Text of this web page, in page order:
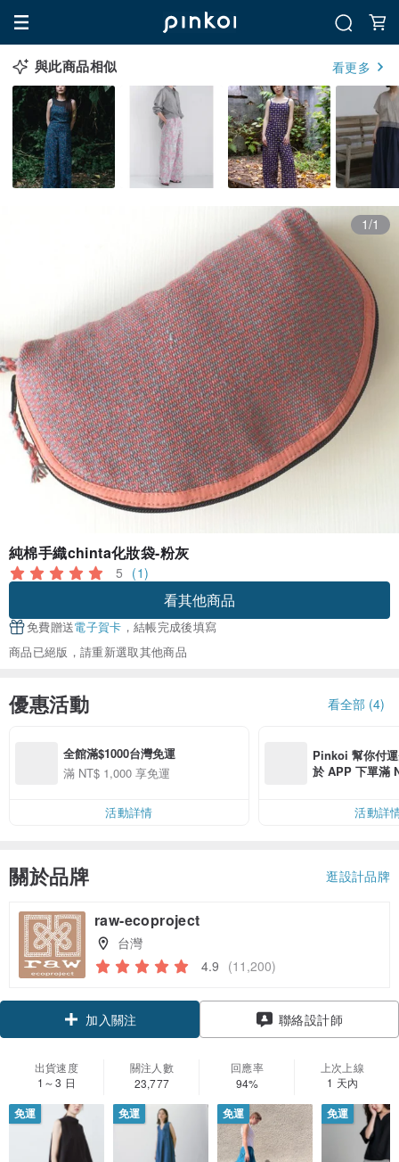
與此商品相似 看更多
1/1
純棉手織chinta化妝袋-粉灰
5 (1)
看其他商品
免費贈送電子賀卡 ，結帳完成後填寫
商品已絕版，請重新選取其他商品
優惠活動 看全部 (4)
全館滿$1000台灣免運
滿 NT$ 1,000 享免運
活動詳情
Pinkoi 幫你付
於 APP 下單滿
活動詳
關於品牌 逛設計品牌
raw-ecoproject
台灣
4.9 (11,200)
加入關注 聯絡設計師
出貨速度
1～3 日
關注人數
23,777
回應率
94%
上次上線
1 天內
免運 免運 免運 免運